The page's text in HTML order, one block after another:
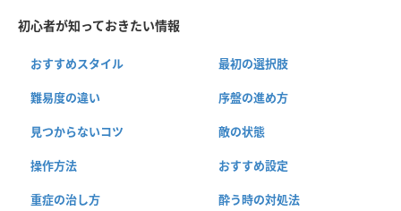
初心者が知っておきたい情報
おすすめスタイル 最初の選択肢
難易度の違い 序盤の進め方
見つからないコツ 敵の状態
操作方法 おすすめ設定
重症の治し方 酔う時の対処法